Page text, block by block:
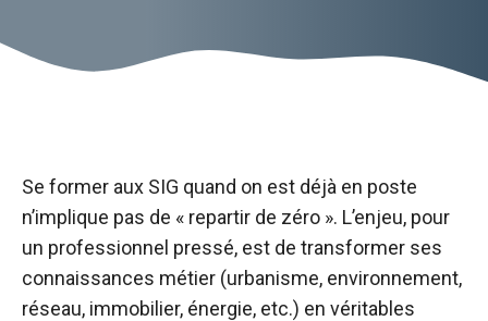
Se former aux SIG quand on est déjà en poste
n’implique pas de « repartir de zéro ». L’enjeu, pour
un professionnel pressé, est de transformer ses
connaissances métier (urbanisme, environnement,
réseau, immobilier, énergie, etc.) en véritables